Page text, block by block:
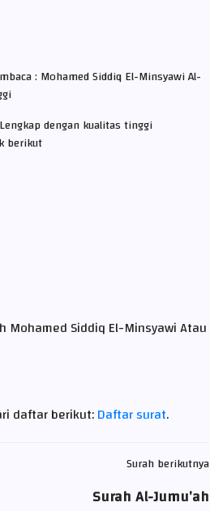
: Mohamed Siddiq El-Minsyawi Al-
dengan kualitas tinggi
berikut
Siddiq El-Minsyawi Atau
daftar berikut:Daftar surat.
Surah berikutnya
Surah Al-Jumu’ah